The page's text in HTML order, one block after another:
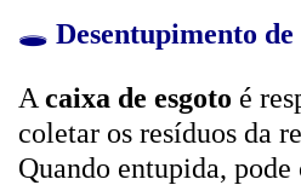
🕳️ Desentupimento
A caixa de esgoto é
coletar os resíduos da
Quando entupida, pode